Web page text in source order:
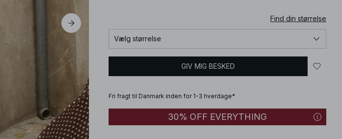
Find din størrelse
Vælg størrelse
GIV MIG BESKED
Fri fragt til Danmark inden for 1-3 hverdage*
30% OFF EVERYTHING